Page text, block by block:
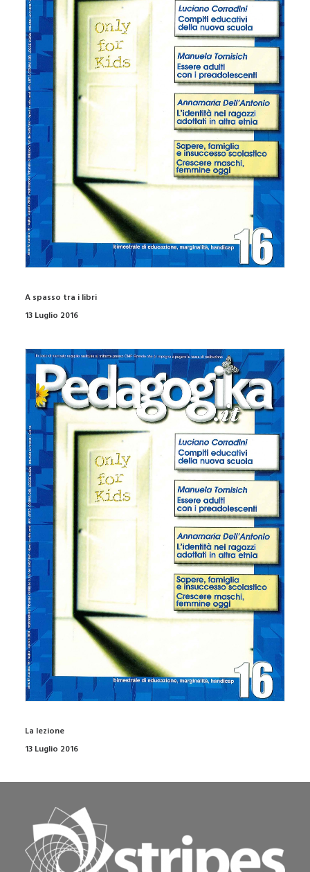
A spasso tra i libri
13 Luglio 2016
La lezione
13 Luglio 2016